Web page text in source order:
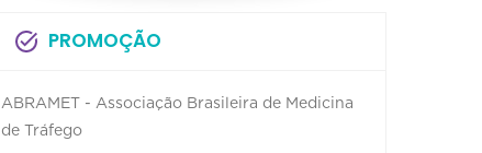
PROMOÇÃO
ABRAMET - Associação Brasileira de Medicina
de Tráfego